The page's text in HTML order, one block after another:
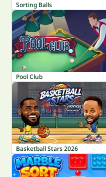
Sorting Balls
Pool Club
Basketball Stars 2026